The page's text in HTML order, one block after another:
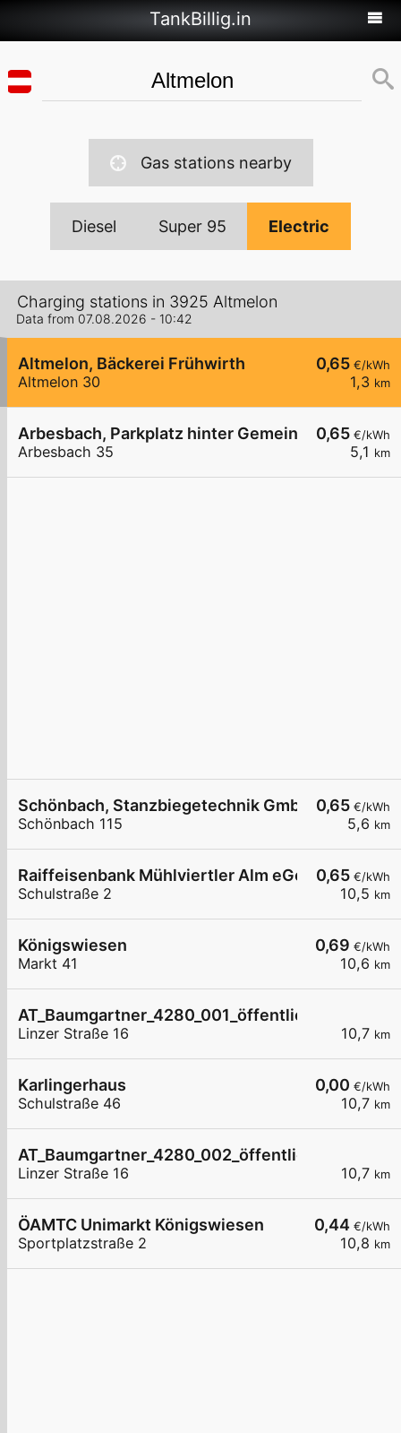
TankBillig.in
Gas stations nearby
Diesel Super 95 Electric
Charging stations in 3925 Altmelon
Data from 07.08.2026 - 10:42
0,65 €/kWh
1,3 km
Altmelon, Bäckerei Frühwirth
Altmelon 30
0,65 €/kWh
5,1 km
Arbesbach, Parkplatz hinter Gemeindeamt
Arbesbach 35
0,65 €/kWh
5,6 km
Schönbach, Stanzbiegetechnik GmbH
Schönbach 115
0,65 €/kWh
10,5 km
Raiffeisenbank Mühlviertler Alm eGen
Schulstraße 2
0,69 €/kWh
10,6 km
Königswiesen
Markt 41
10,7 km
AT_Baumgartner_4280_001_öffentlich
Linzer Straße 16
0,00 €/kWh
10,7 km
Karlingerhaus
Schulstraße 46
10,7 km
AT_Baumgartner_4280_002_öffentlich
Linzer Straße 16
0,44 €/kWh
10,8 km
ÖAMTC Unimarkt Königswiesen
Sportplatzstraße 2